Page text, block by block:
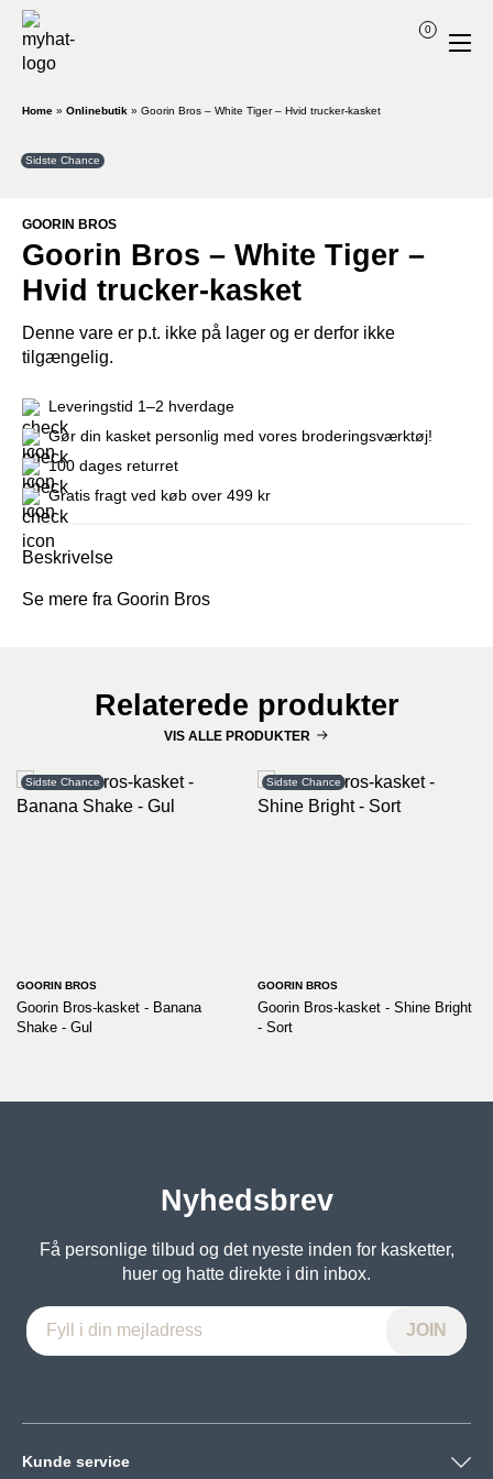
0
Home » Onlinebutik » Goorin Bros – White Tiger – Hvid trucker-kasket
Sidste Chance
GOORIN BROS
Goorin Bros – White Tiger –
Hvid trucker-kasket
Denne vare er p.t. ikke på lager og er derfor ikke
tilgængelig.
Leveringstid 1–2 hverdage
Gør din kasket personlig med vores broderingsværktøj!
100 dages returret
Gratis fragt ved køb over 499 kr
Beskrivelse
Se mere fra Goorin Bros
Relaterede produkter
VIS ALLE PRODUKTER
Sidste Chance
GOORIN BROS
Goorin Bros-kasket - Banana
Shake - Gul
Sidste Chance
GOORIN BROS
Goorin Bros-kasket - Shine Bright
- Sort
Nyhedsbrev
Få personlige tilbud og det nyeste inden for kasketter,
huer og hatte direkte i din inbox.
Kunde service